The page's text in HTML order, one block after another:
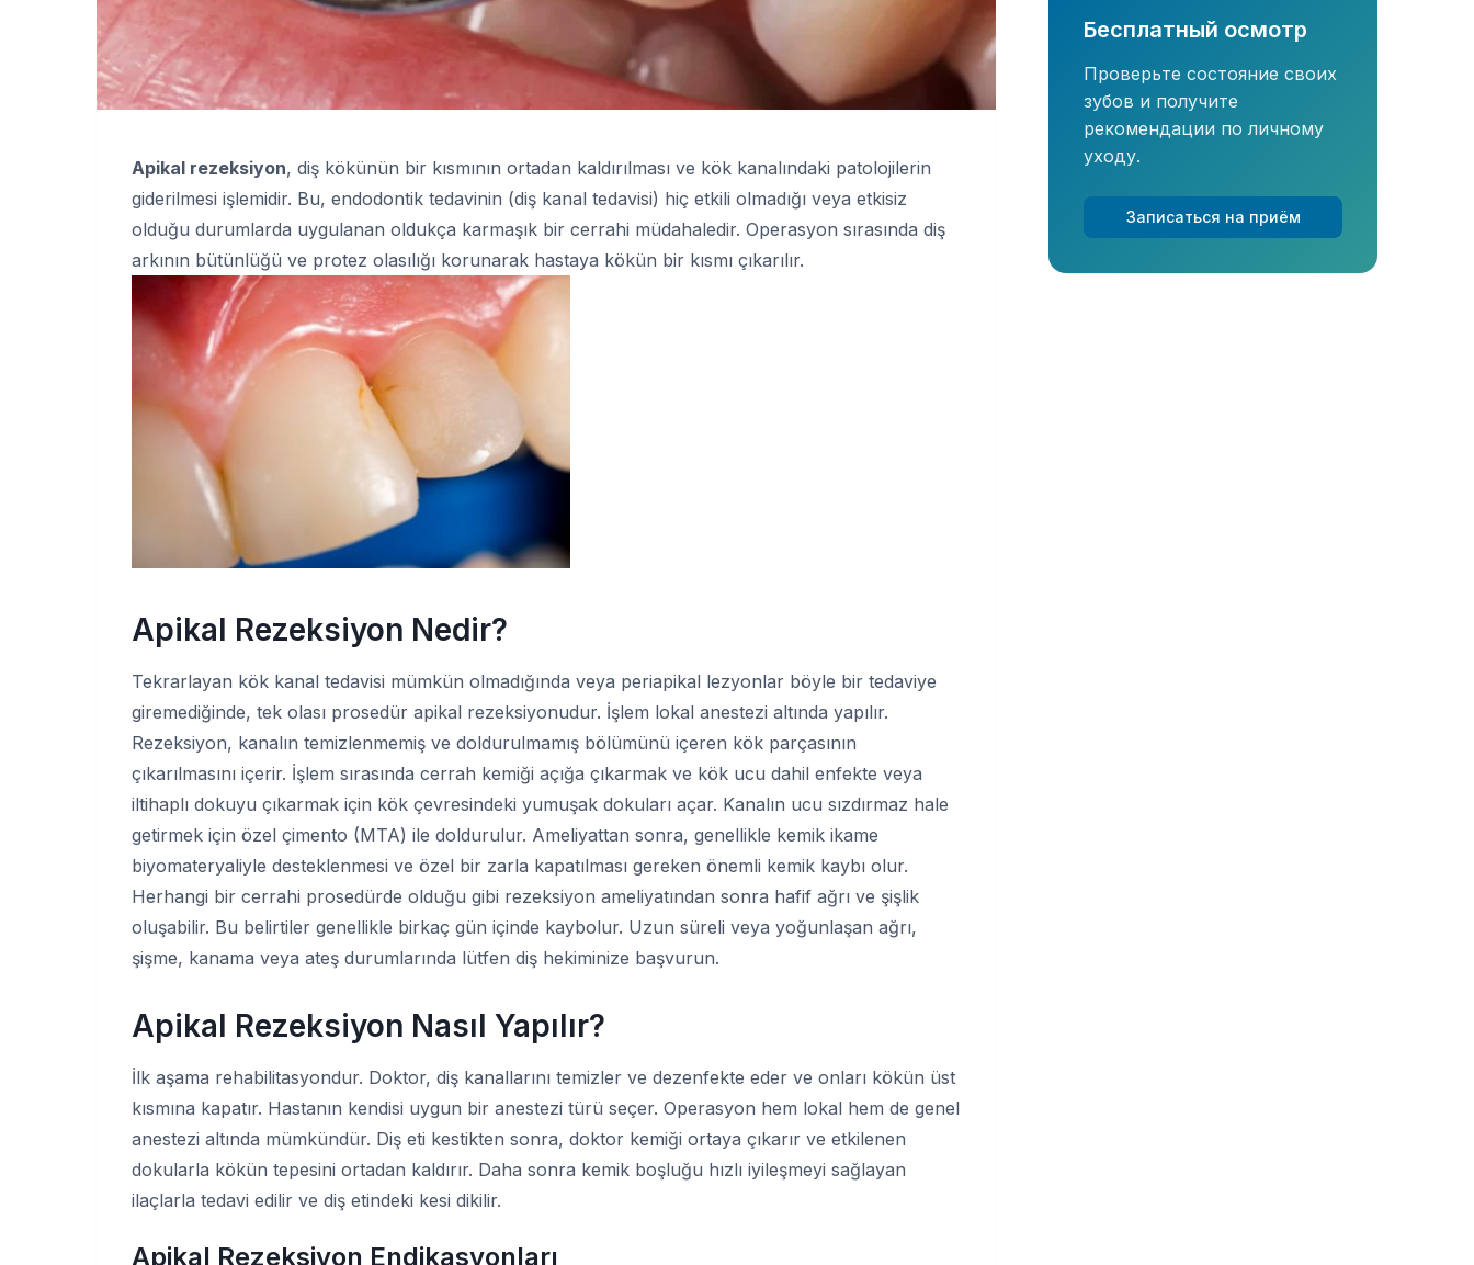
Apikal rezeksiyon, diş kökünün bir kısmının ortadan kaldırılması ve kök kanalındaki patolojilerin
giderilmesi işlemidir. Bu, endodontik tedavinin (diş kanal tedavisi) hiç etkili olmadığı veya etkisiz
olduğu durumlarda uygulanan oldukça karmaşık bir cerrahi müdahaledir. Operasyon sırasında diş
arkının bütünlüğü ve protez olasılığı korunarak hastaya kökün bir kısmı çıkarılır.
Apikal Rezeksiyon Nedir?
Tekrarlayan kök kanal tedavisi mümkün olmadığında veya periapikal lezyonlar böyle bir tedaviye
giremediğinde, tek olası prosedür apikal rezeksiyonudur. İşlem lokal anestezi altında yapılır.
Rezeksiyon, kanalın temizlenmemiş ve doldurulmamış bölümünü içeren kök parçasının
çıkarılmasını içerir. İşlem sırasında cerrah kemiği açığa çıkarmak ve kök ucu dahil enfekte veya
iltihaplı dokuyu çıkarmak için kök çevresindeki yumuşak dokuları açar. Kanalın ucu sızdırmaz hale
getirmek için özel çimento (MTA) ile doldurulur. Ameliyattan sonra, genellikle kemik ikame
biyomateryaliyle desteklenmesi ve özel bir zarla kapatılması gereken önemli kemik kaybı olur.
Herhangi bir cerrahi prosedürde olduğu gibi rezeksiyon ameliyatından sonra hafif ağrı ve şişlik
oluşabilir. Bu belirtiler genellikle birkaç gün içinde kaybolur. Uzun süreli veya yoğunlaşan ağrı,
şişme, kanama veya ateş durumlarında lütfen diş hekiminize başvurun.
Apikal Rezeksiyon Nasıl Yapılır?
İlk aşama rehabilitasyondur. Doktor, diş kanallarını temizler ve dezenfekte eder ve onları kökün üst
kısmına kapatır. Hastanın kendisi uygun bir anestezi türü seçer. Operasyon hem lokal hem de genel
anestezi altında mümkündür. Diş eti kestikten sonra, doktor kemiği ortaya çıkarır ve etkilenen
dokularla kökün tepesini ortadan kaldırır. Daha sonra kemik boşluğu hızlı iyileşmeyi sağlayan
ilaçlarla tedavi edilir ve diş etindeki kesi dikilir.
Apikal Rezeksiyon Endikasyonları
Бесплатный осмотр
Проверьте состояние своих
зубов и получите
рекомендации по личному
уходу.
Записаться на приём